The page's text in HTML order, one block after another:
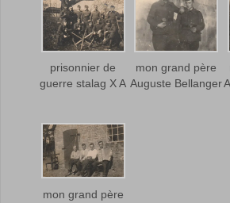
prisonnier de
guerre stalag X A
mon grand père
Auguste Bellanger
mon grand père